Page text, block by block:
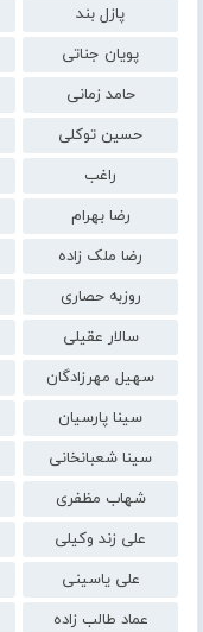
پازل بند
پویان جناتی
حامد زمانی
حسین توکلی
راغب
رضا بهرام
رضا ملک زاده
روزبه حصاری
سالار عقیلی
سهیل مهرزادگان
سینا پارسیان
سینا شعبانخانی
شهاب مظفری
علی زند وکیلی
علی یاسینی
عماد طالب زاده